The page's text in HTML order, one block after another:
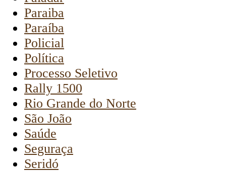
Paraiba
Paraíba
Policial
Política
Processo Seletivo
Rally 1500
Rio Grande do Norte
São João
Saúde
Seguraça
Seridó